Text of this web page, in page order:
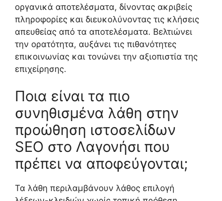
οργανικά αποτελέσματα, δίνοντας ακριβείς
πληροφορίες και διευκολύνοντας τις κλήσεις
απευθείας από τα αποτελέσματα. Βελτιώνει
την ορατότητα, αυξάνει τις πιθανότητες
επικοινωνίας και τονώνει την αξιοπιστία της
επιχείρησης.
Ποια είναι τα πιο
συνηθισμένα λάθη στην
προώθηση ιστοσελίδων
SEO στο Λαγονήσι που
πρέπει να αποφεύγονται;
Τα λάθη περιλαμβάνουν λάθος επιλογή